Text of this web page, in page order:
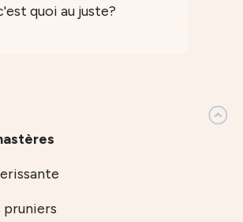
quoi au juste?
pruniers